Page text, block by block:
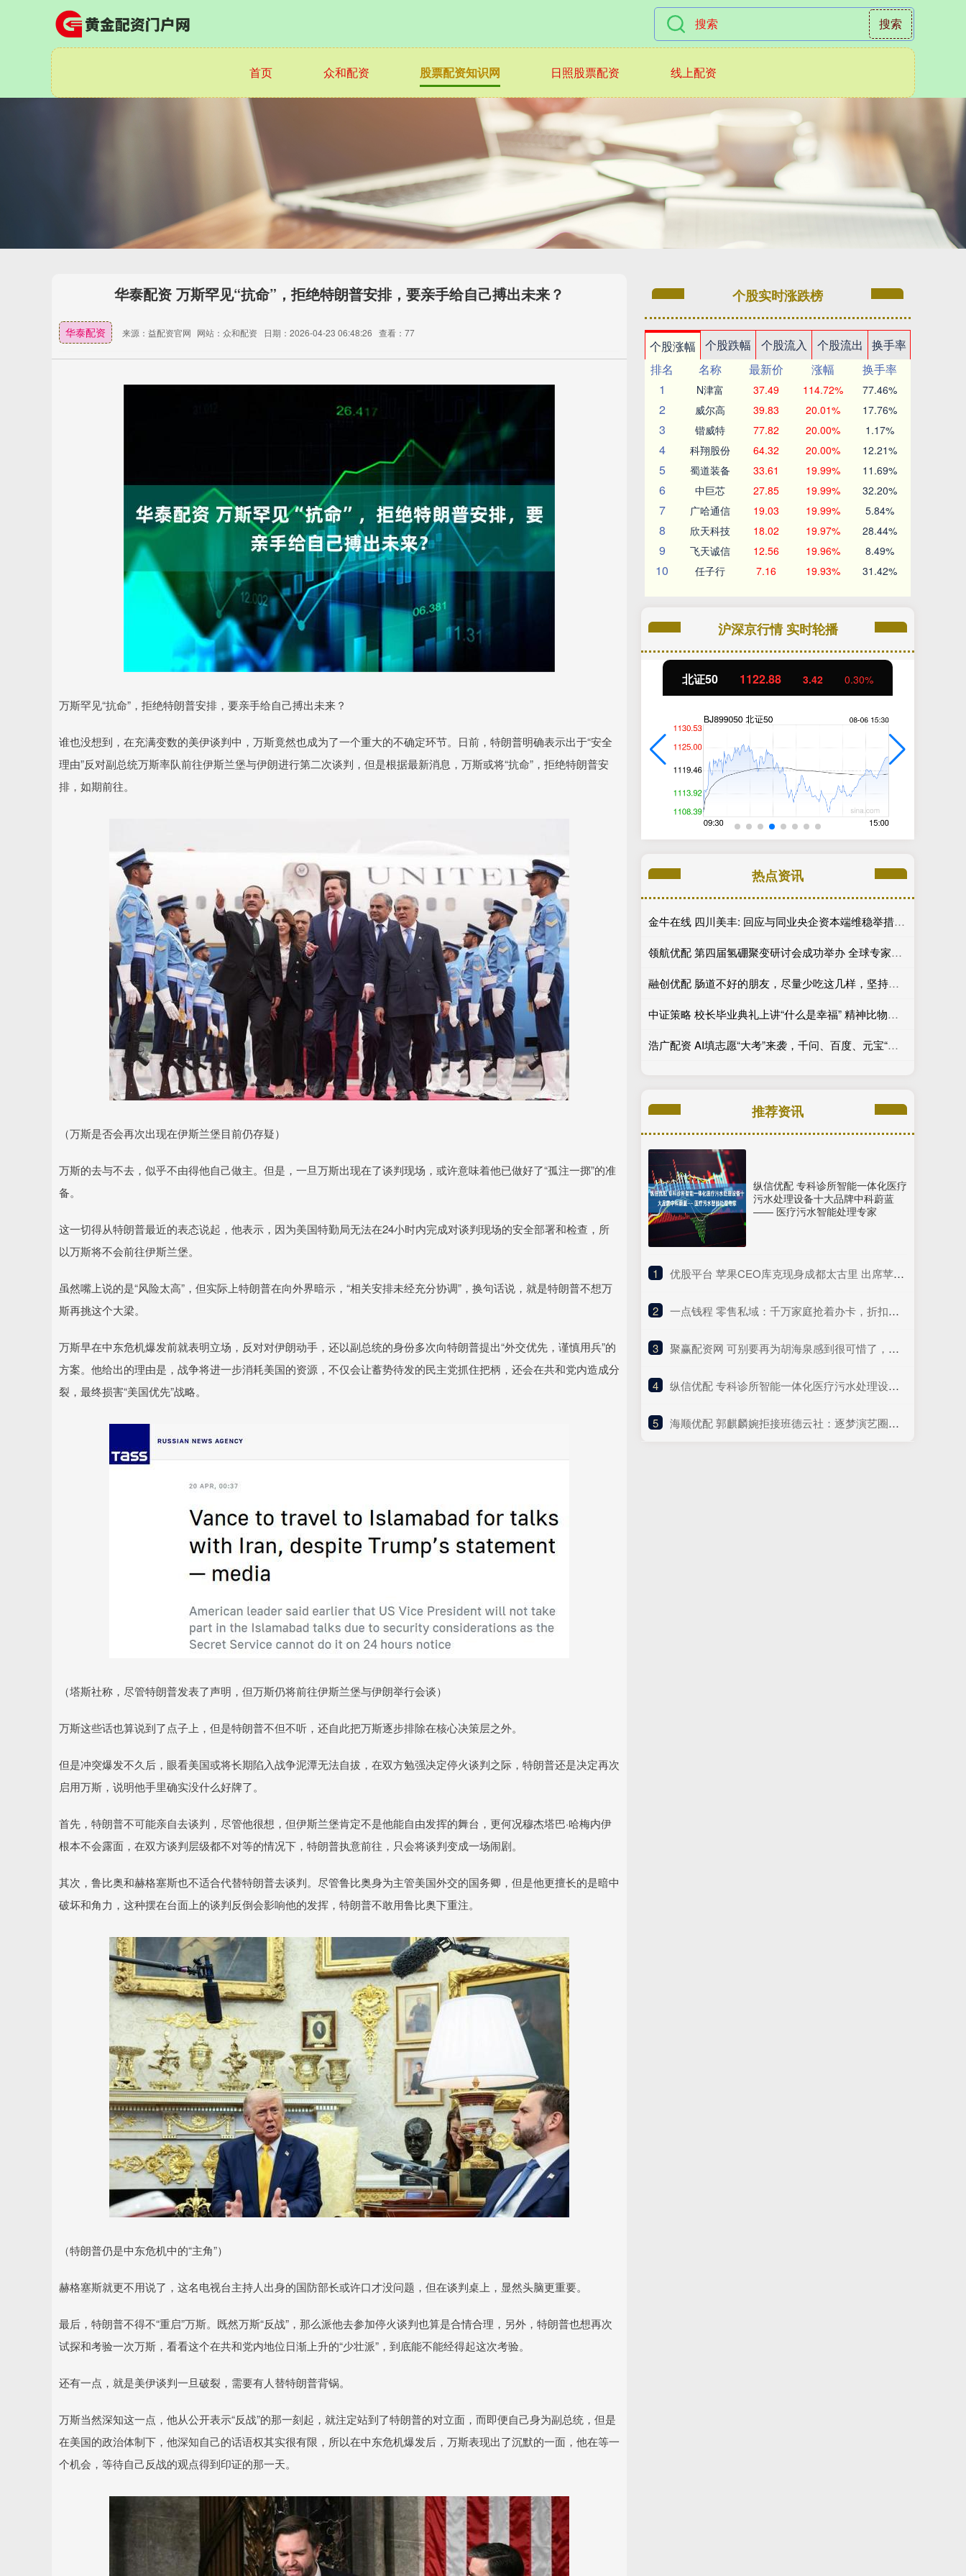
搜索
首页 众和配资 股票配资知识网 日照股票配资 线上配资
华泰配资 万斯罕见“抗命”，拒绝特朗普安排，要亲手给自己搏出未来？
华泰配资 来源：益配资官网 网站：众和配资 日期：2026-04-23 06:48:26 查看：77
万斯罕见“抗命”，拒绝特朗普安排，要亲手给自己搏出未来？
谁也没想到，在充满变数的美伊谈判中，万斯竟然也成为了一个重大的不确定环节。日前，特朗普明确表示出于“安全
理由”反对副总统万斯率队前往伊斯兰堡与伊朗进行第二次谈判，但是根据最新消息，万斯或将“抗命”，拒绝特朗普安
排，如期前往。
（万斯是否会再次出现在伊斯兰堡目前仍存疑）
万斯的去与不去，似乎不由得他自己做主。但是，一旦万斯出现在了谈判现场，或许意味着他已做好了“孤注一掷”的准
备。
这一切得从特朗普最近的表态说起，他表示，因为美国特勤局无法在24小时内完成对谈判现场的安全部署和检查，所
以万斯将不会前往伊斯兰堡。
虽然嘴上说的是“风险太高”，但实际上特朗普在向外界暗示，“相关安排未经充分协调”，换句话说，就是特朗普不想万
斯再挑这个大梁。
万斯早在中东危机爆发前就表明立场，反对对伊朗动手，还以副总统的身份多次向特朗普提出“外交优先，谨慎用兵”的
方案。他给出的理由是，战争将进一步消耗美国的资源，不仅会让蓄势待发的民主党抓住把柄，还会在共和党内造成分
裂，最终损害“美国优先”战略。
（塔斯社称，尽管特朗普发表了声明，但万斯仍将前往伊斯兰堡与伊朗举行会谈）
万斯这些话也算说到了点子上，但是特朗普不但不听，还自此把万斯逐步排除在核心决策层之外。
但是冲突爆发不久后，眼看美国或将长期陷入战争泥潭无法自拔，在双方勉强决定停火谈判之际，特朗普还是决定再次
启用万斯，说明他手里确实没什么好牌了。
首先，特朗普不可能亲自去谈判，尽管他很想，但伊斯兰堡肯定不是他能自由发挥的舞台，更何况穆杰塔巴·哈梅内伊
根本不会露面，在双方谈判层级都不对等的情况下，特朗普执意前往，只会将谈判变成一场闹剧。
其次，鲁比奥和赫格塞斯也不适合代替特朗普去谈判。尽管鲁比奥身为主管美国外交的国务卿，但是他更擅长的是暗中
破坏和角力，这种摆在台面上的谈判反倒会影响他的发挥，特朗普不敢用鲁比奥下重注。
（特朗普仍是中东危机中的“主角”）
赫格塞斯就更不用说了，这名电视台主持人出身的国防部长或许口才没问题，但在谈判桌上，显然头脑更重要。
最后，特朗普不得不“重启”万斯。既然万斯“反战”，那么派他去参加停火谈判也算是合情合理，另外，特朗普也想再次
试探和考验一次万斯，看看这个在共和党内地位日渐上升的“少壮派”，到底能不能经得起这次考验。
还有一点，就是美伊谈判一旦破裂，需要有人替特朗普背锅。
万斯当然深知这一点，他从公开表示“反战”的那一刻起，就注定站到了特朗普的对立面，而即便自己身为副总统，但是
在美国的政治体制下，他深知自己的话语权其实很有限，所以在中东危机爆发后，万斯表现出了沉默的一面，他在等一
个机会，等待自己反战的观点得到印证的那一天。
个股实时涨跌榜
个股涨幅 个股跌幅 个股流入 个股流出
换手率
排名
名称 最新价 涨幅
换手率
1
N津富 37.49 114.72% 77.46%
2 威尔高 39.83 20.01% 17.76%
3 锴威特 77.82 20.00% 1.17%
4 科翔股份 64.32 20.00% 12.21%
5 蜀道装备 33.61 19.99% 11.69%
6 中巨芯 27.85 19.99% 32.20%
7 广哈通信 19.03 19.99% 5.84%
8 欣天科技 18.02 19.97% 28.44%
9 飞天诚信 12.56 19.96% 8.49%
10 任子行 7.16 19.93% 31.42%
沪深京行情 实时轮播
0.30% 创业板指 3515.56
热点资讯
金牛在线 四川美丰: 回应与同业央企资本端维稳举措执行力度差距问题
领航优配 第四届氢硼聚变研讨会成功举办 全球专家学者共研未来能源创新
融创优配 肠道不好的朋友，尽量少吃这几样，坚持下去，你的肠道就好了大半
中证策略 校长毕业典礼上讲“什么是幸福” 精神比物质更重要
浩广配资 AI填志愿“大考”来袭，千问、百度、元宝“交卷”
推荐资讯
纵信优配 专科诊所智能一体化医疗
污水处理设备十大品牌中科蔚蓝
—— 医疗污水智能处理专家
1 ​优股平台 苹果CEO库克现身成都太古里 出席苹果50周年庆典活动
2 ​一点钱程 零售私域：千万家庭抢着办卡，折扣牛超市不靠大牌靠&quot;卖信任&quot;？
3 ​聚赢配资网 可别要再为胡海泉感到很可惜了，因为他正在另一个圈子，风生水起
4 ​纵信优配 专科诊所智能一体化医疗污水处理设备十大品牌中科蔚蓝—— 医疗污水智能处理专家
5 ​海顺优配 郭麒麟婉拒接班德云社：逐梦演艺圈，书写别样人生_管理_郭德纲_事务